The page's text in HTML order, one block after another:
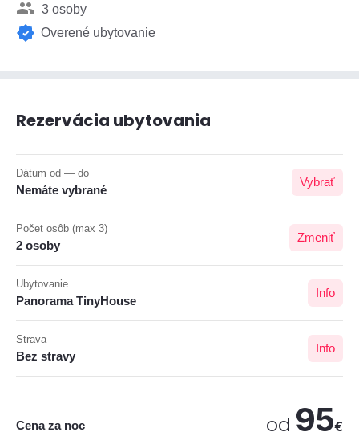
3 osoby
Overené ubytovanie
Rezervácia ubytovania
Dátum od — do
Nemáte vybrané
Vybrať
Počet osôb (max 3)
2 osoby
Zmeniť
Ubytovanie
Panorama TinyHouse
Info
Strava
Bez stravy
Info
Cena za noc od 95€